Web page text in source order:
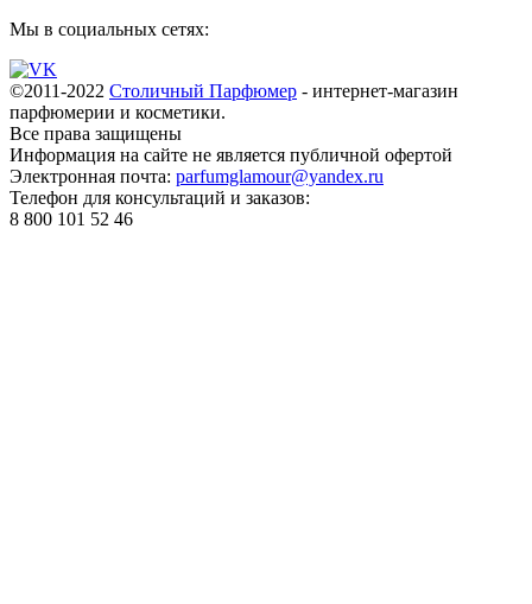
Мы в социальных сетях:
©2011-2022 Столичный Парфюмер - интернет-магазин
парфюмерии и косметики.
Все права защищены
Информация на сайте не является публичной офертой
Электронная почта: parfumglamour@yandex.ru
Телефон для консультаций и заказов:
8 800 101 52 46